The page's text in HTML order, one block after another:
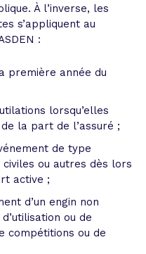
À l’inverse, les
s’appliquent au
:
première année du
lorsqu’elles
la part de l’assuré ;
de type
ou autres dès lors
active ;
d’un engin non
ou de
compétitions ou de